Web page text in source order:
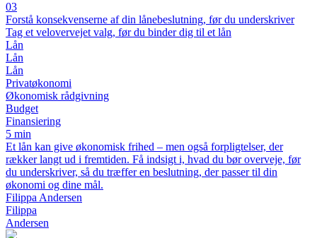
03
Forstå konsekvenserne af din lånebeslutning, før du underskriver
Tag et velovervejet valg, før du binder dig til et lån
Lån
Lån
Lån
Privatøkonomi
Økonomisk rådgivning
Budget
Finansiering
5 min
Et lån kan give økonomisk frihed – men også forpligtelser, der
rækker langt ud i fremtiden. Få indsigt i, hvad du bør overveje, før
du underskriver, så du træffer en beslutning, der passer til din
økonomi og dine mål.
Filippa Andersen
Filippa
Andersen